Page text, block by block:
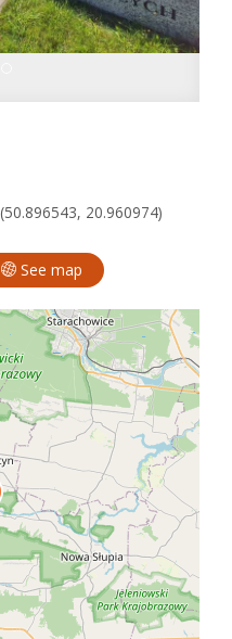
(50.896543, 20.960974)
See map